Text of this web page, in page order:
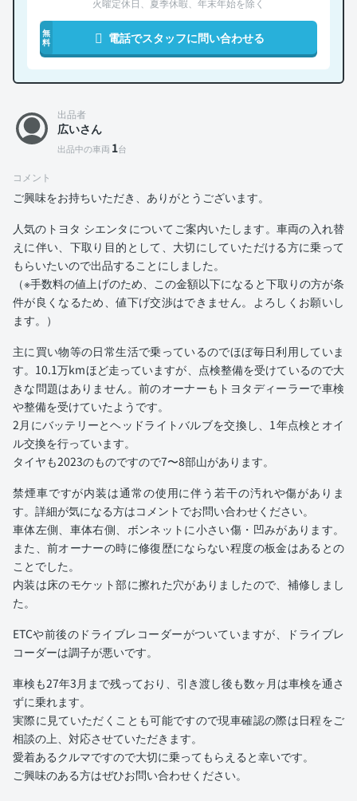
火曜定休日、夏季休暇、年末年始を除く
無
料
電話でスタッフに問い合わせる
出品者
広いさん
出品中の車両 1台
コメント
ご興味をお持ちいただき、ありがとうございます。
人気のトヨタ シエンタについてご案内いたします。車両の入れ替
えに伴い、下取り目的として、大切にしていただける方に乗って
もらいたいので出品することにしました。
（※手数料の値上げのため、この金額以下になると下取りの方が条
件が良くなるため、値下げ交渉はできません。よろしくお願いし
ます。）
主に買い物等の日常生活で乗っているのでほぼ毎日利用していま
す。10.1万kmほど走っていますが、点検整備を受けているので大
きな問題はありません。前のオーナーもトヨタディーラーで車検
や整備を受けていたようです。
2月にバッテリーとヘッドライトバルブを交換し、1年点検とオイ
ル交換を行っています。
タイヤも2023のものですので7〜8部山があります。
禁煙車ですが内装は通常の使用に伴う若干の汚れや傷がありま
す。詳細が気になる方はコメントでお問い合わせください。
車体左側、車体右側、ボンネットに小さい傷・凹みがあります。
また、前オーナーの時に修復歴にならない程度の板金はあるとの
ことでした。
内装は床のモケット部に擦れた穴がありましたので、補修しまし
た。
ETCや前後のドライブレコーダーがついていますが、ドライブレ
コーダーは調子が悪いです。
車検も27年3月まで残っており、引き渡し後も数ヶ月は車検を通さ
ずに乗れます。
実際に見ていただくことも可能ですので現車確認の際は日程をご
相談の上、対応させていただきます。
愛着あるクルマですので大切に乗ってもらえると幸いです。
ご興味のある方はぜひお問い合わせください。